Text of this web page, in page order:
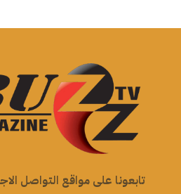
تابعونا على مواقع التواصل